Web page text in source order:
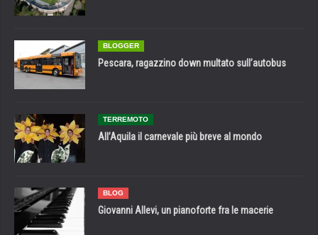
BLOGGER
Pescara, ragazzino down multato sull’autobus
TERREMOTO
All’Aquila il carnevale più breve al mondo
BLOG
Giovanni Allevi, un pianoforte fra le macerie